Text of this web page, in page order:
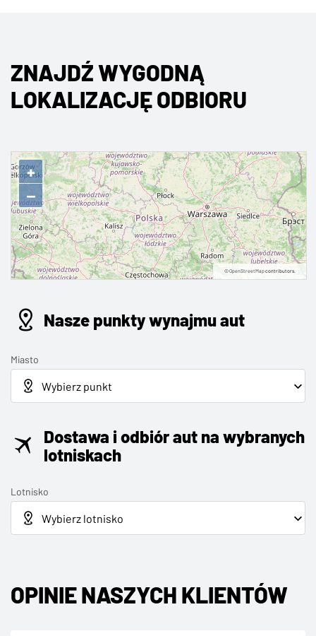
ZNAJDŹ WYGODNĄ
LOKALIZACJĘ ODBIORU
+
−
©OpenStreetMapcontributors.
Nasze punkty wynajmu aut
Miasto
Dostawa i odbiór aut na wybranych
lotniskach
Lotnisko
OPINIE NASZYCH KLIENTÓW